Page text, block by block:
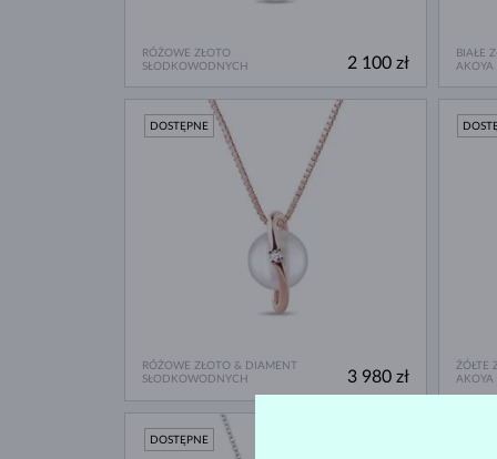
RÓŻOWE ZŁOTO
SŁODKOWODNYCH
2 100 zł
BIAŁE
AKOYA
RÓŻOWE ZŁOTO & DIAMENT
SŁODKOWODNYCH
DOSTĘPNE
3 980 zł
ŻÓŁTE
AKOYA
DOSTĘPNE